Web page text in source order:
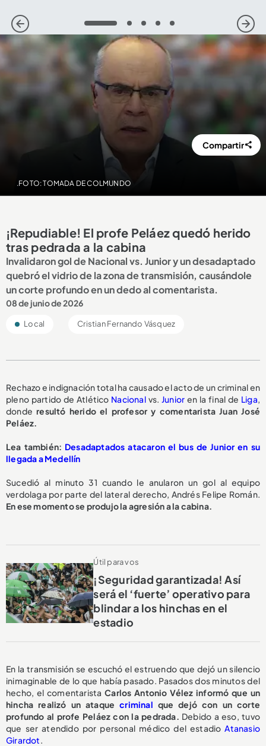
1 2 3 4 5
.FOTO: TOMADA DE COLMUNDO
Compartir
¡Repudiable! El profe Peláez quedó herido
tras pedrada a la cabina
Invalidaron gol de Nacional vs. Junior y un desadaptado
quebró el vidrio de la zona de transmisión, causándole
un corte profundo en un dedo al comentarista.
08 de junio de 2026
Local Cristian Fernando Vásquez
Rechazo e indignación total ha causado el acto de un criminal en
pleno partido de Atlético Nacionalvs. Junior en la final de Liga,
donderesultó herido el profesor y comentarista Juan José
Peláez.
Lea también: Desadaptados atacaron el bus de Junior en su
llegada a Medellín
Sucedió al minuto 31 cuando le anularon un gol al equipo
verdolaga por parte del lateral derecho, Andrés Felipe Román.
En ese momento se produjo la agresión a la cabina.
Útil para vos
¡Seguridad garantizada! Así
será el ‘fuerte’ operativo para
blindar a los hinchas en el
estadio
En la transmisión se escuchó el estruendo que dejó un silencio
inimaginable de lo que había pasado. Pasados dos minutos del
hecho, el comentaristaCarlos Antonio Vélez informó que un
hincha realizó un ataquecriminal que dejó con un corte
profundo al profe Peláez con la pedrada. Debido a eso, tuvo
que ser atendido por personal médico del estadioAtanasio
Girardot.